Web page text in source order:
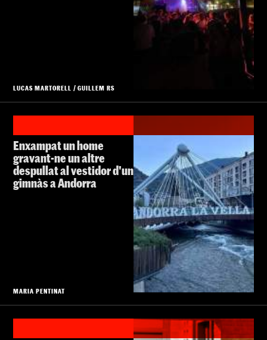
LUCAS MARTORELL / GUILLEM RS
Enxampat un home
gravant-ne un altre
despullat al vestidor d'un
gimnàs a Andorra
MARIA PENTINAT